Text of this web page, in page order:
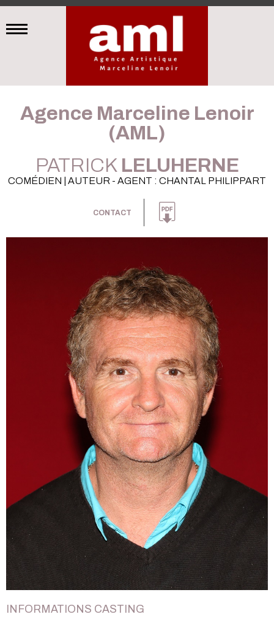
Agence Marceline Lenoir
(AML)
PATRICKLELUHERNE
COMÉDIEN | AUTEUR - AGENT : CHANTAL PHILIPPART
CONTACT
INFORMATIONS CASTING